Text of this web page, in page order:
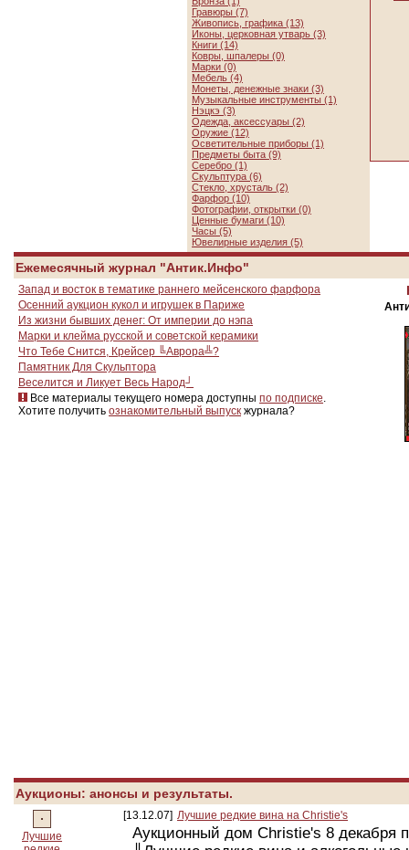
Гравюры (7)
Живопись, графика (13)
Иконы, церковная утварь (3)
Книги (14)
Ковры, шпалеры (0)
Марки (0)
Мебель (4)
Монеты, денежные знаки (3)
Музыкальные инструменты (1)
Нэцкэ (3)
Одежда, аксессуары (2)
Оружие (12)
Осветительные приборы (1)
Предметы быта (9)
Серебро (1)
Скульптура (6)
Стекло, хрусталь (2)
Фарфор (10)
Фотографии, открытки (0)
Ценные бумаги (10)
Часы (5)
Ювелирные изделия (5)
Ежемесячный журнал "Антик.Инфо"
Запад и восток в тематике раннего мейсенского фарфора
Осенний аукцион кукол и игрушек в Париже
Из жизни бывших денег: От империи до нэпа
Марки и клейма русской и советской керамики
Что Тебе Снится, Крейсер ╚Аврора╩?
Памятник Для Скульптора
Веселится и Ликует Весь Народ┘
Все материалы текущего номера доступны по подписке.
Хотите получить ознакомительный выпуск журнала?
Аукционы: анонсы и результаты.
Лучшие
[13.12.07] Лучшие редкие вина на Christie's
Аукционный дом Christie's 8 декабря